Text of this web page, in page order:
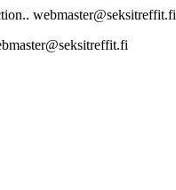
webmaster@seksitreffit.fi